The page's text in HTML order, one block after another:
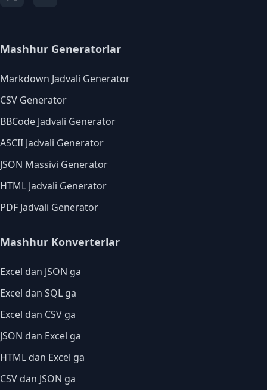
Mashhur Generatorlar
Markdown Jadvali Generator
CSV Generator
BBCode Jadvali Generator
ASCII Jadvali Generator
JSON Massivi Generator
HTML Jadvali Generator
PDF Jadvali Generator
Mashhur Konverterlar
Excel dan JSON ga
Excel dan SQL ga
Excel dan CSV ga
JSON dan Excel ga
HTML dan Excel ga
CSV dan JSON ga